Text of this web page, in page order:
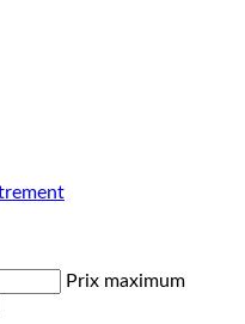
Prix maximum